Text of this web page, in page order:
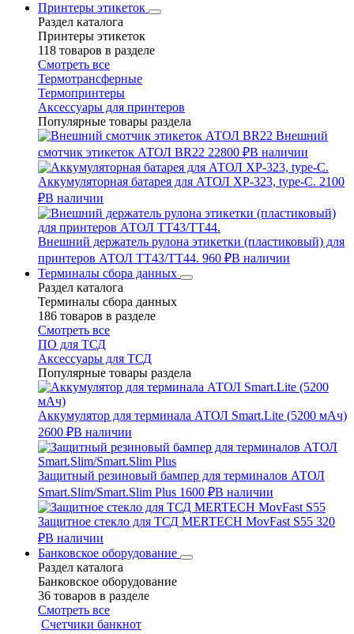
Принтеры этикеток
Раздел каталога
Принтеры этикеток
118 товаров в разделе
Смотреть все
Термотрансферные
Термопринтеры
Аксессуары для принтеров
Популярные товары раздела
Внешний
смотчик этикеток АТОЛ BR22 22800 ₽В наличии
Аккумуляторная батарея для АТОЛ XP-323, type-C. 2100
₽В наличии
Внешний держатель рулона этикетки (пластиковый) для
принтеров АТОЛ TT43/TT44. 960 ₽В наличии
Терминалы сбора данных
Раздел каталога
Терминалы сбора данных
186 товаров в разделе
Смотреть все
ПО для ТСД
Аксессуары для ТСД
Популярные товары раздела
Аккумулятор для терминала АТОЛ Smart.Lite (5200 мАч)
2600 ₽В наличии
Защитный резиновый бампер для терминалов АТОЛ
Smart.Slim/Smart.Slim Plus 1600 ₽В наличии
Защитное стекло для ТСД MERTECH MovFast S55 320
₽В наличии
Банковское оборудование
Раздел каталога
Банковское оборудование
36 товаров в разделе
Смотреть все
Счетчики банкнот